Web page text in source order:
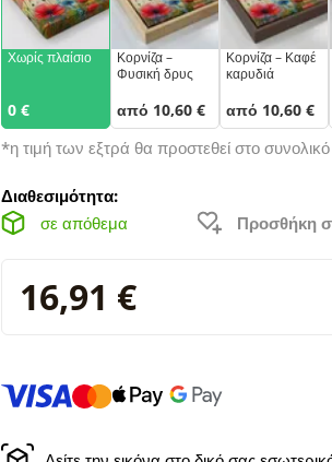
Χωρίς πλαίσιο
0 €
Κορνίζα –
Φυσική δρυς
από 10,60 €
Κορνίζα – Καφέ
καρυδιά
από 10,60 €
*η τιμή των εξτρά θα προστεθεί στο
Διαθεσιμότητα:
σε απόθεμα
Προσθήκη
16,91 €